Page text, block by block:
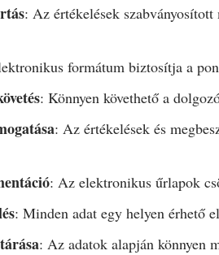
: Az értékelések
formátum biztosítja a
: Könnyen követhető a
: Az értékelések és
: Az elektronikus űrlapok
: Minden adat egy helyen érhető
: Az adatok alapján könnyen